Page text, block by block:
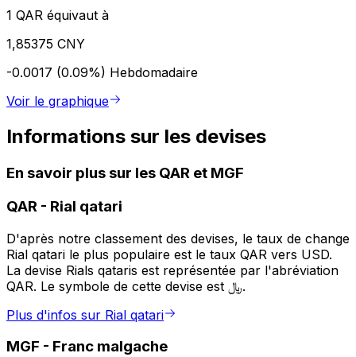
1 QAR équivaut à
1,85375 CNY
-0.0017 (0.09%) Hebdomadaire
Voir le graphique
Informations sur les devises
En savoir plus sur les QAR et MGF
QAR - Rial qatari
D'après notre classement des devises, le taux de change
Rial qatari le plus populaire est le taux QAR vers USD.
La devise Rials qataris est représentée par l'abréviation
QAR. Le symbole de cette devise est ﷼.
Plus d'infos sur Rial qatari
MGF - Franc malgache